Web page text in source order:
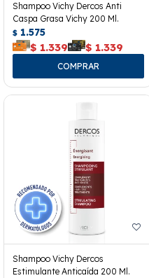
Shampoo Vichy Dercos Anti
Caspa Grasa Vichy 200 Ml.
$ 1.575
$ 1.339 $ 1.339
Shampoo Vichy Dercos
Estimulante Anticaída 200 Ml.